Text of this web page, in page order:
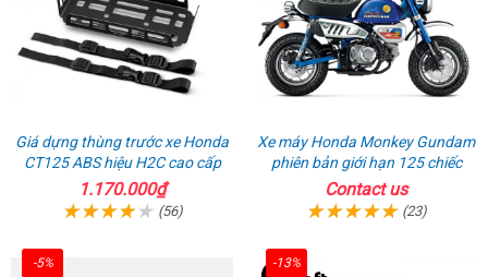
Giá dựng thùng trước xe Honda
CT125 ABS hiệu H2C cao cấp
1.170.000₫
(56)
Xe máy Honda Monkey Gundam
phiên bản giới hạn 125 chiếc
Contact us
(23)
-5% -13%